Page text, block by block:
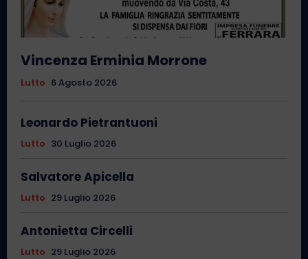
Vincenza Erminia Morrone
Lutto 6 Agosto 2026
Leonardo Pietrantuoni
Lutto 30 Luglio 2026
Salvatore Apicella
Lutto 29 Luglio 2026
Antonietta Circelli
Lutto 29 Luglio 2026